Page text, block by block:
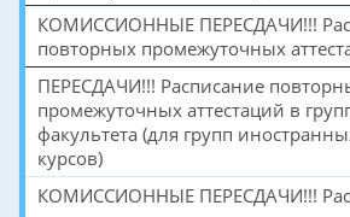
КОМИССИОННЫЕ ПЕРЕСДАЧИ!!!
повторных промежуточных
ПЕРЕСДАЧИ!!! Расписание
промежуточных аттестаций в
факультета (для групп
курсов)
КОМИССИОННЫЕ ПЕРЕСДАЧИ!!!